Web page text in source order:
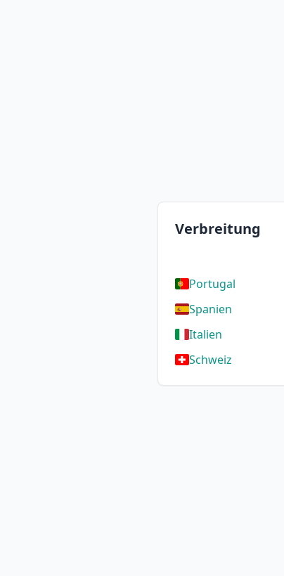
Verbreitung
Portugal
Spanien
Italien
Schweiz